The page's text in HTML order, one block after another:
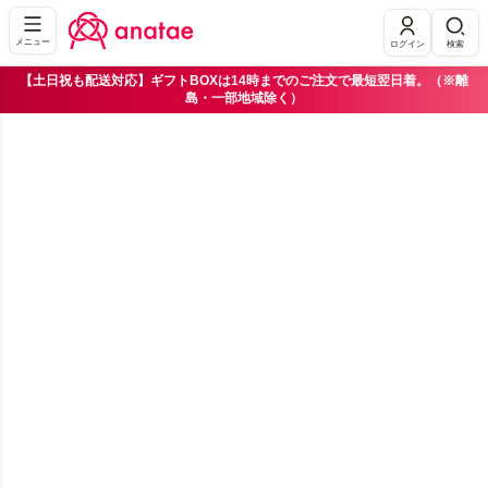
メニュー ログイン 検索
【土日祝も配送対応】ギフトBOXは14時までのご注文で最短翌日着。（※離
島・一部地域除く）